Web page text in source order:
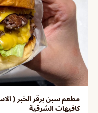
مطعم سبن برقر الخبر (
كافيهات الشرقية